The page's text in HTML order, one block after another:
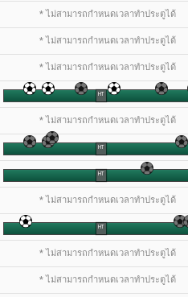
* ไม่สามารถกำหนดเวลาทำประตูได้
* ไม่สามารถกำหนดเวลาทำประตูได้
* ไม่สามารถกำหนดเวลาทำประตูได้
HT
* ไม่สามารถกำหนดเวลาทำประตูได้
HT
HT
* ไม่สามารถกำหนดเวลาทำประตูได้
HT
* ไม่สามารถกำหนดเวลาทำประตูได้
* ไม่สามารถกำหนดเวลาทำประตูได้